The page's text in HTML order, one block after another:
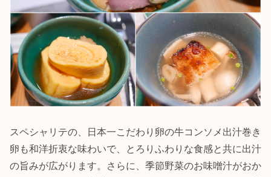
スペシャリテの、日本一こだわり卵の牛コンソメ出汁巻き
卵も和洋折衷な味わいで、とろりふわりな食感と共に出汁
の旨みが広がります。さらに、季節野菜のお味噌汁がおか